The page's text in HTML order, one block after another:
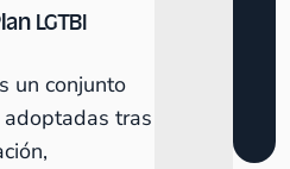
LGTBI
un conjunto
tras